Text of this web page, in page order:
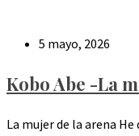
5 mayo, 2026
Kobo Abe -La
La mujer de la arena